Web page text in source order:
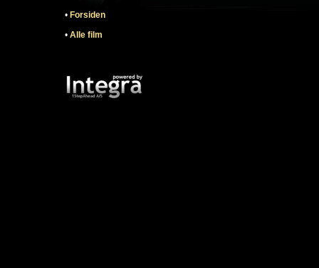
• Forsiden
• Alle film